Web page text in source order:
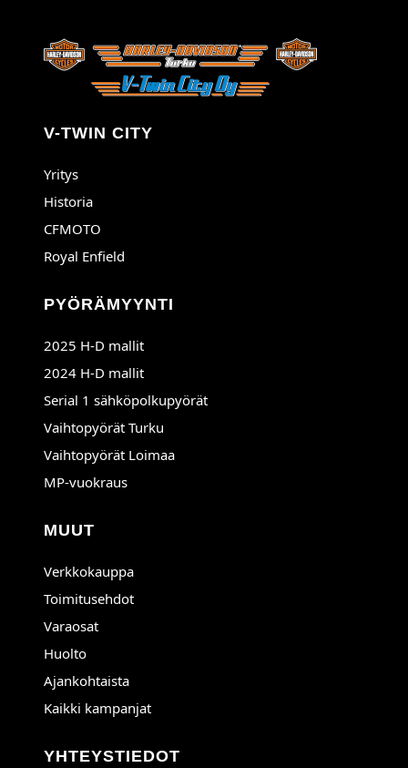
V-TWIN CITY
Yritys
Historia
CFMOTO
Royal Enfield
PYÖRÄMYYNTI
2025 H-D mallit
2024 H-D mallit
Serial 1 sähköpolkupyörät
Vaihtopyörät Turku
Vaihtopyörät LoimaaAvautuu uuteen ikkunaan
MP-vuokraus
MUUT
Verkkokauppa
Toimitusehdot
Varaosat
Huolto
Ajankohtaista
Kaikki kampanjat
YHTEYSTIEDOT